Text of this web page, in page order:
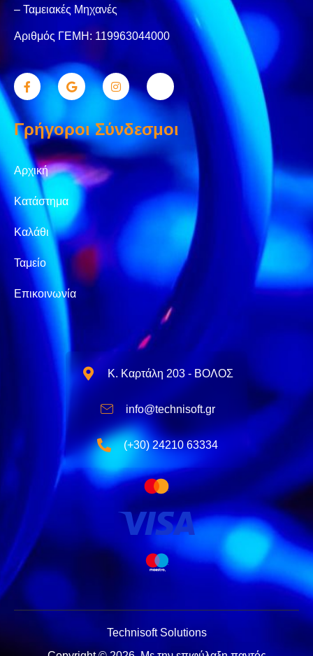
– Ταμειακές Μηχανές
Αριθμός ΓΕΜΗ: 119963044000
Γρήγοροι Σύνδεσμοι
Αρχική
Κατάστημα
Καλάθι
Ταμείο
Επικοινωνία
Κ. Καρτάλη 203 - ΒΟΛΟΣ
info@technisoft.gr
(+30) 24210 63334
Technisoft Solutions